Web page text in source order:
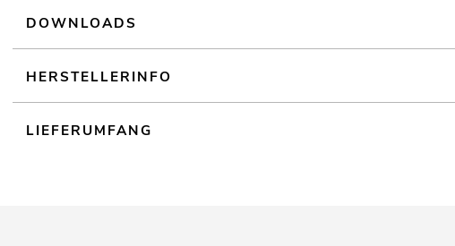
DOWNLOADS
HERSTELLERINFO
LIEFERUMFANG